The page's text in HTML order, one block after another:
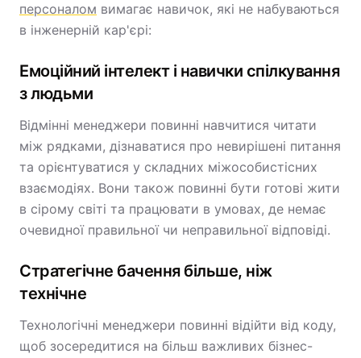
персоналом вимагає навичок, які не набуваються
в інженерній кар'єрі:
Емоційний інтелект і навички спілкування
з людьми
Відмінні менеджери повинні навчитися читати
між рядками, дізнаватися про невирішені питання
та орієнтуватися у складних міжособистісних
взаємодіях. Вони також повинні бути готові жити
в сірому світі та працювати в умовах, де немає
очевидної правильної чи неправильної відповіді.
Стратегічне бачення більше, ніж
технічне
Технологічні менеджери повинні відійти від коду,
щоб зосередитися на більш важливих бізнес-